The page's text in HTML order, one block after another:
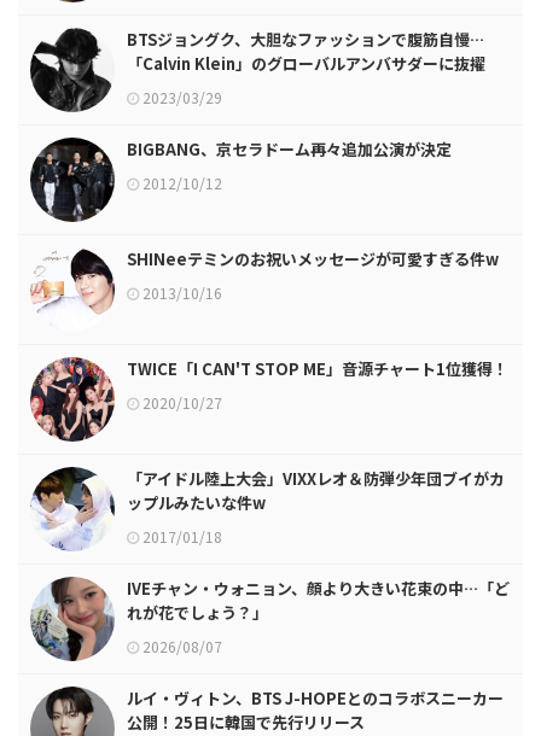
BTSジョングク、大胆なファッションで腹筋自慢…
「Calvin Klein」のグローバルアンバサダーに抜擢
2023/03/29
BIGBANG、京セラドーム再々追加公演が決定
2012/10/12
SHINeeテミンのお祝いメッセージが可愛すぎる件w
2013/10/16
TWICE「I CAN'T STOP ME」音源チャート1位獲得！
2020/10/27
「アイドル陸上大会」VIXXレオ＆防弾少年団ブイがカ
ップルみたいな件w
2017/01/18
IVEチャン・ウォニョン、顔より大きい花束の中…「ど
れが花でしょう？」
2026/08/07
ルイ・ヴィトン、BTS J-HOPEとのコラボスニーカー
公開！25日に韓国で先行リリース